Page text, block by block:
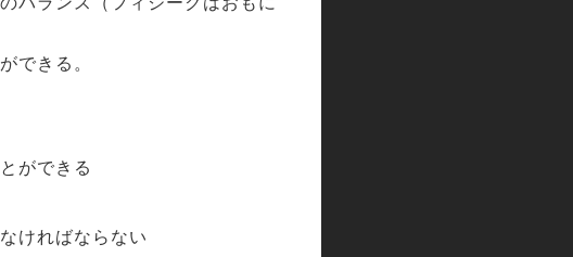
できる。
ができる
ければならない